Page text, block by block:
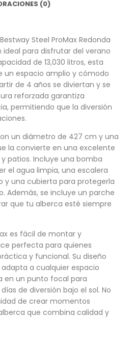
(0)
Steel ProMax Redonda
ideal para disfrutar del verano
de 13,030 litros, esta
un espacio amplio y cómodo
de 4 años se diviertan y se
reforzada garantiza
permitiendo que la diversión
un diámetro de 427 cm y una
la convierte en una excelente
patios. Incluye una bomba
el agua limpia, una escalera
y una cubierta para protegerla
Además, se incluye un parche
que tu alberca esté siempre
es fácil de montar y
perfecta para quienes
y funcional. Su diseño
a cualquier espacio
en un punto focal para
de diversión bajo el sol. No
de crear momentos
que combina calidad y